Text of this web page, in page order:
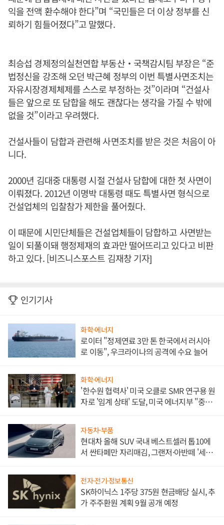
익을 전액 환수해야 한다”며 “국민들은 더 이상 정부를 신
뢰하기 힘들어졌다”고 말했다.
최승섭 경제정의실천연합 부동산‧국책감시팀 부장은 “준
법정신을 강조해 오던 박근혜 정부의 이번 특별사면조치는
자유시장경제체제를 스스로 부정하는 것”이라며 “건설사
들은 앞으로 또 담합을 해도 괜찮다는 생각을 가질 수 밖에
없을 것”이라고 우려했다.
건설사들이 담합과 관련해 사면조치를 받은 것은 처음이 아
니다.
2000년 김대중 대통령 시절 건설사 담합에 대한 첫 사면이
이뤄졌다. 2012년 이명박 대통령 때도 특별사면 형식으로
건설업체의 입찰참가 제한을 풀어줬다.
이 때문에 시민단체들은 건설업체들이 담합하고 사면받는
일이 되풀이돼 행정제재의 효과만 떨어뜨리고 있다고 비판
하고 있다. [비즈니스포스트 김재창 기자]
인기기사
화학·에너지
로이터 "정제연료 3만 톤 한국에서 러시아
로 이동", 우크라이나의 공격에 수요 늘어
화학·에너지
'한수원 협력사' 미국 오클로 SMR 연구용 원
자로 '임계 상태' 도달, 미국 에너지부 "중요
자동차·부품
현대차 올해 SUV 국내 베스트셀러 톱10에
서 싼타페만 자리매김, 그랜저·아반떼 '세단
전자·전기·정보통신
SK하이닉스 1주당 375원 현금배당 실시, 추
가 주주환원 계획 9월 공개 예정